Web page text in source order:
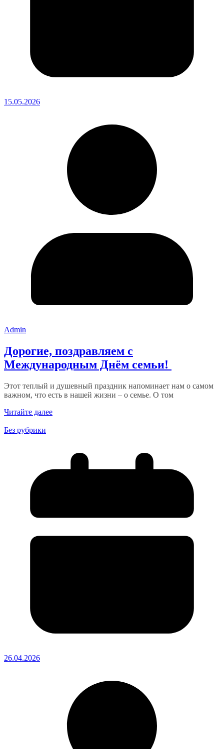
15.05.2026
Admin
Дорогие, поздравляем с
Международным Днём семьи!
Этот теплый и душевный праздник напоминает нам о самом
важном, что есть в нашей жизни – о семье. О том
Читайте далее
Без рубрики
26.04.2026